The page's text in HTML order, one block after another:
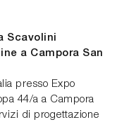
Scavolini
a Campora San
presso Expo
44/a a Campora
di progettazione